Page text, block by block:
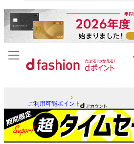
ご利用可能ポイント